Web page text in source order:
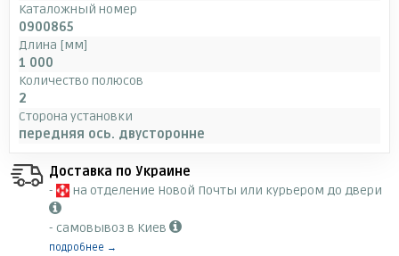
Каталожный номер
0900865
Длина [мм]
1 000
Количество полюсов
2
Сторона установки
передняя ось. двусторонне
Доставка по Украине
-
на отделение Новой Почты или курьером до двери
- самовывоз в Киев
подробнее →